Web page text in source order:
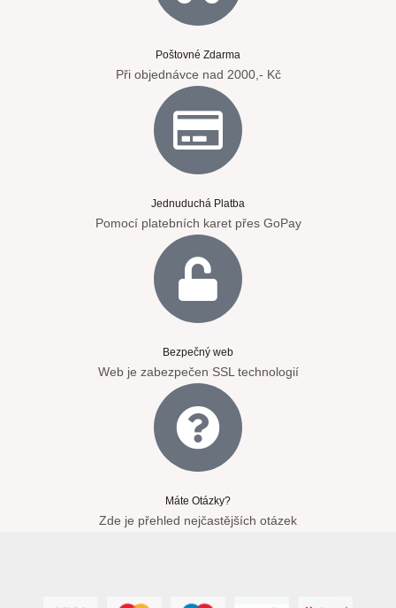
Poštovné Zdarma
Při objednávce nad 2000,- Kč
Jednuduchá Platba
Pomocí platebních karet přes GoPay
Bezpečný web
Web je zabezpečen SSL technologií
Máte Otázky?
Zde je přehled nejčastějších otázek